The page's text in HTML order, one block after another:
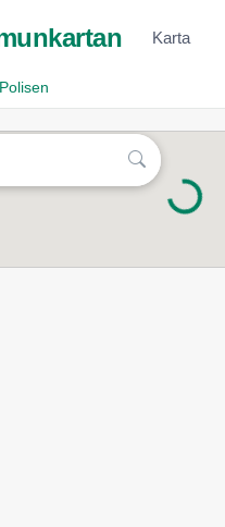
Karta
Polisen
Laddar...